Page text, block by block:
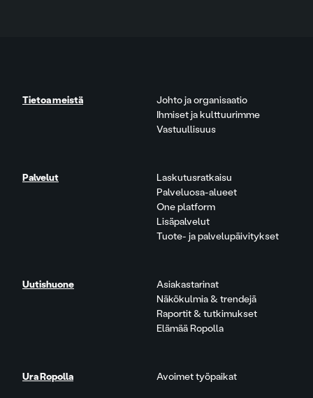
Tietoa meistä
Johto ja organisaatio
Ihmiset ja kulttuurimme
Vastuullisuus
Palvelut
Laskutusratkaisu
Palveluosa-alueet
One platform
Lisäpalvelut
Tuote- ja palvelupäivitykset
Uutishuone
Asiakastarinat
Näkökulmia & trendejä
Raportit & tutkimukset
Elämää Ropolla
Ura Ropolla Avoimet työpaikat